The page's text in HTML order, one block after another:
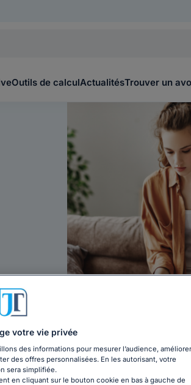
Outils de calculActualitésTrouver un
votre vie privée
des informations pour mesurer l’audience, améliorer
des offres personnalisées. En les autorisant, votre
sera simplifiée.
en cliquant sur le bouton cookie en bas à gauche de